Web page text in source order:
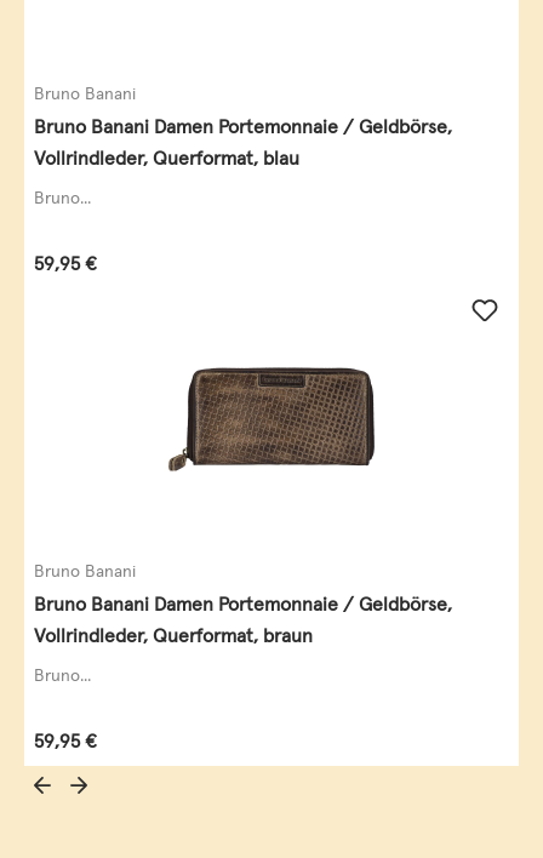
Bruno Banani
Bruno Banani Damen Portemonnaie / Geldbörse,
Vollrindleder, Querformat, blau
Bruno...
Regulärer Preis:
59,95 €
Bruno Banani
Bruno Banani Damen Portemonnaie / Geldbörse,
Vollrindleder, Querformat, braun
Bruno...
Regulärer Preis:
59,95 €